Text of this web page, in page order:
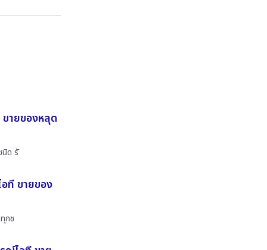
ายของหลุด
นิด รั
ที ขายของ
กช